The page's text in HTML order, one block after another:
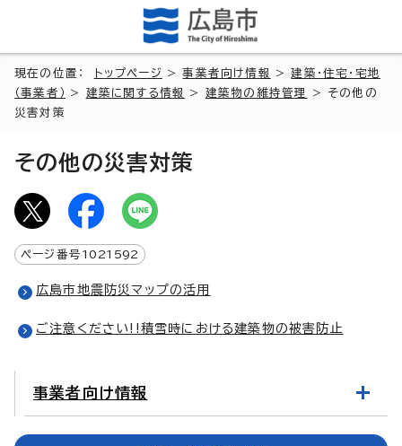
現在の位置： トップページ >事業者向け情報 >建築・住宅・宅地
（事業者）
> 建築に関する情報 > 建築物の維持管理
> その他の
災害対策
その他の災害対策
ページ番号 1021592
広島市地震防災マップの活用
ご注意ください!!積雪時における建築物の被害防止
事業者向け情報